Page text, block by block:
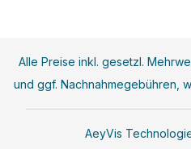
Alle Preise inkl. gesetzl.
und ggf. Nachnahmegebühren,
AeyVis